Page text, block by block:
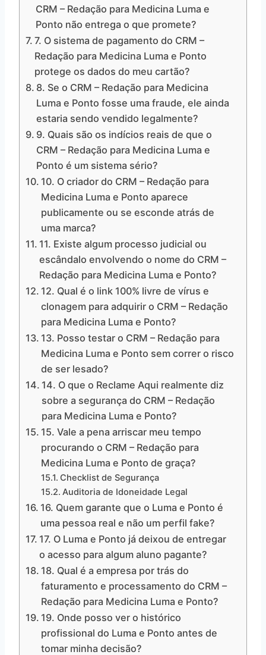
CRM – Redação para Medicina Luma e
Ponto não entrega o que promete?
7. O sistema de pagamento do CRM –
Redação para Medicina Luma e Ponto
protege os dados do meu cartão?
8. Se o CRM – Redação para Medicina
Luma e Ponto fosse uma fraude, ele ainda
estaria sendo vendido legalmente?
9. Quais são os indícios reais de que o
CRM – Redação para Medicina Luma e
Ponto é um sistema sério?
10. O criador do CRM – Redação para
Medicina Luma e Ponto aparece
publicamente ou se esconde atrás de
uma marca?
11. Existe algum processo judicial ou
escândalo envolvendo o nome do CRM –
Redação para Medicina Luma e Ponto?
12. Qual é o link 100% livre de vírus e
clonagem para adquirir o CRM – Redação
para Medicina Luma e Ponto?
13. Posso testar o CRM – Redação para
Medicina Luma e Ponto sem correr o risco
de ser lesado?
14. O que o Reclame Aqui realmente diz
sobre a segurança do CRM – Redação
para Medicina Luma e Ponto?
15. Vale a pena arriscar meu tempo
procurando o CRM – Redação para
Medicina Luma e Ponto de graça?
Checklist de Segurança
Auditoria de Idoneidade Legal
16. Quem garante que o Luma e Ponto é
uma pessoa real e não um perfil fake?
17. O Luma e Ponto já deixou de entregar
o acesso para algum aluno pagante?
18. Qual é a empresa por trás do
faturamento e processamento do CRM –
Redação para Medicina Luma e Ponto?
19. Onde posso ver o histórico
profissional do Luma e Ponto antes de
tomar minha decisão?